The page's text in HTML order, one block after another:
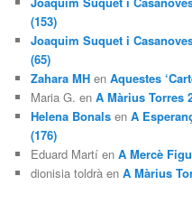
(153)
Joaquim Suquet i
(65)
Zahara MH enAquestes
Maria G. enA Màrius Torres
Helena Bonals enA
(176)
Eduard Martí enA Mercè
dionisia toldrà enA Màrius